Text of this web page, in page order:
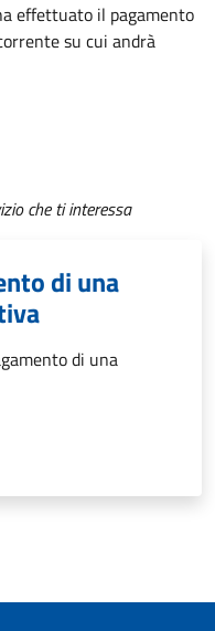
effettuato il pagamento
su cui andrà
che ti interessa
di una
di una